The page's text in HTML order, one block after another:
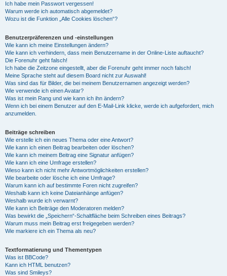
Ich habe mein Passwort vergessen!
Warum werde ich automatisch abgemeldet?
Wozu ist die Funktion „Alle Cookies löschen“?
Benutzerpräferenzen und -einstellungen
Wie kann ich meine Einstellungen ändern?
Wie kann ich verhindern, dass mein Benutzername in der Online-Liste auftaucht?
Die Forenuhr geht falsch!
Ich habe die Zeitzone eingestellt, aber die Forenuhr geht immer noch falsch!
Meine Sprache steht auf diesem Board nicht zur Auswahl!
Was sind das für Bilder, die bei meinem Benutzernamen angezeigt werden?
Wie verwende ich einen Avatar?
Was ist mein Rang und wie kann ich ihn ändern?
Wenn ich bei einem Benutzer auf den E-Mail-Link klicke, werde ich aufgefordert, mich
anzumelden.
Beiträge schreiben
Wie erstelle ich ein neues Thema oder eine Antwort?
Wie kann ich einen Beitrag bearbeiten oder löschen?
Wie kann ich meinem Beitrag eine Signatur anfügen?
Wie kann ich eine Umfrage erstellen?
Wieso kann ich nicht mehr Antwortmöglichkeiten erstellen?
Wie bearbeite oder lösche ich eine Umfrage?
Warum kann ich auf bestimmte Foren nicht zugreifen?
Weshalb kann ich keine Dateianhänge anfügen?
Weshalb wurde ich verwarnt?
Wie kann ich Beiträge den Moderatoren melden?
Was bewirkt die „Speichern“-Schaltfläche beim Schreiben eines Beitrags?
Warum muss mein Beitrag erst freigegeben werden?
Wie markiere ich ein Thema als neu?
Textformatierung und Thementypen
Was ist BBCode?
Kann ich HTML benutzen?
Was sind Smileys?